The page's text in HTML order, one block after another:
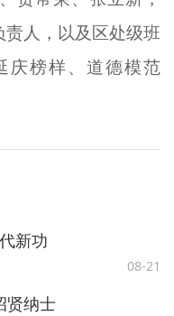
人，以及区处级班
庆榜样、道德模范
新功
08-21
贤纳士